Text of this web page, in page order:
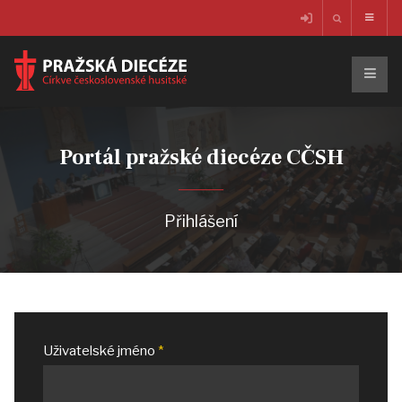
Portál pražské diecéze CČSH
Přihlášení
Uživatelské jméno *